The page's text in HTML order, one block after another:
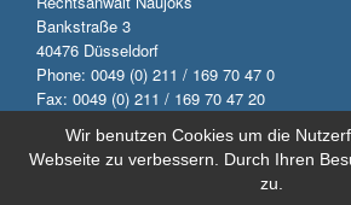
Wir benutzen Cookies um die
Webseite zu verbessern. Durch Ihren
zu.
Bankstraße 3
40476 Düsseldorf
Phone: 0049 (0) 211 / 169 70 47 0
Fax: 0049 (0) 211 / 169 70 47 20
© 2014 by Anwaltskanzlei Naujoks.